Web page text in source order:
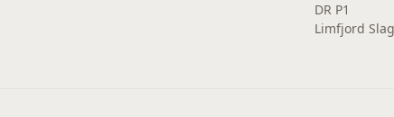
DR P1
Limfjord